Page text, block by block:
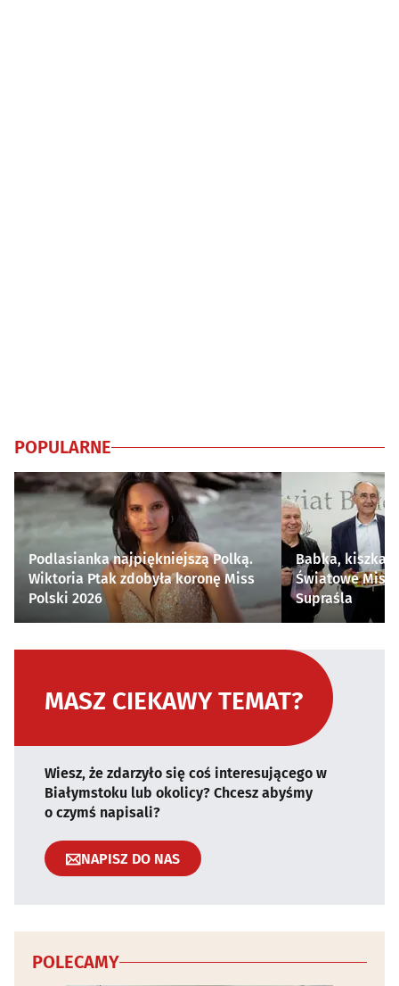
POPULARNE
Podlasianka najpiękniejszą Polką.
Wiktoria Ptak zdobyła koronę Miss
Polski 2026
Babka, kiszka i
Światowe
Supraśla
MASZ CIEKAWY TEMAT?
Wiesz, że zdarzyło się coś interesującego w
Białymstoku lub okolicy? Chcesz abyśmy
o czymś napisali?
NAPISZ DO NAS
POLECAMY